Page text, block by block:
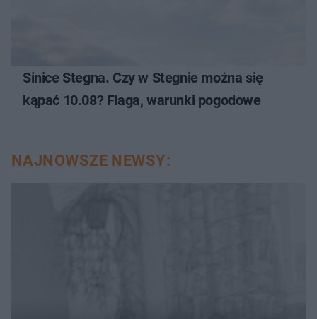
Sinice Stegna. Czy w Stegnie można się
kąpać 10.08? Flaga, warunki pogodowe
NAJNOWSZE NEWSY: